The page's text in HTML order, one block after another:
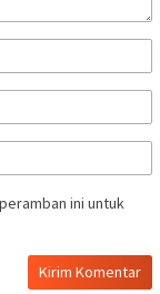
ini untuk